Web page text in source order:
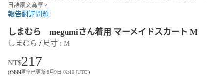
日語原文為準。
報告翻譯問題
しまむら megumiさん着用 マーメイドスカート M
しまむら / 尺寸 : M
NT$217
(¥999匯率已更新 8月9日 02:10 [UTC])